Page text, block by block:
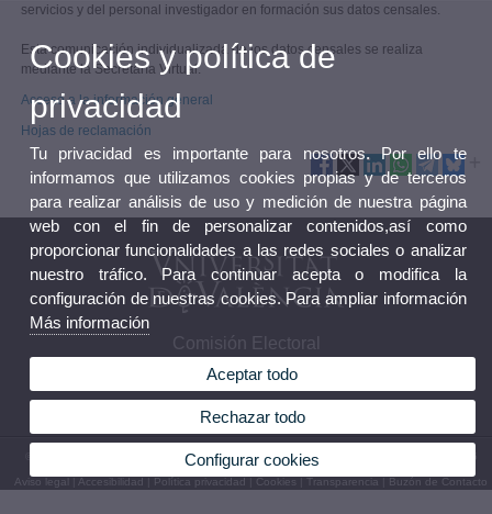
servicios y del personal investigador en formación sus datos censales.
Esta comunicación individualizada de los datos censales se realiza
mediante la Secretaría Virtual.
Acceso a la información general
Hojas de reclamación
Comisión Electoral
© 2026 UV. - Avinguda Blasco Ibáñez, 13. 46010 València. Teléfono: (+34) 96 386 41 16
Aviso legal Accesibilidad Política privacidad Cookies Transparencia Buzón de Contacto
Cookies y política de
privacidad
Tu privacidad es importante para nosotros. Por ello te
informamos que utilizamos cookies propias y de terceros
para realizar análisis de uso y medición de nuestra página
web con el fin de personalizar contenidos,así como
proporcionar funcionalidades a las redes sociales o analizar
nuestro tráfico. Para continuar acepta o modifica la
configuración de nuestras cookies. Para ampliar información
Más información
Aceptar todo
Rechazar todo
Configurar cookies